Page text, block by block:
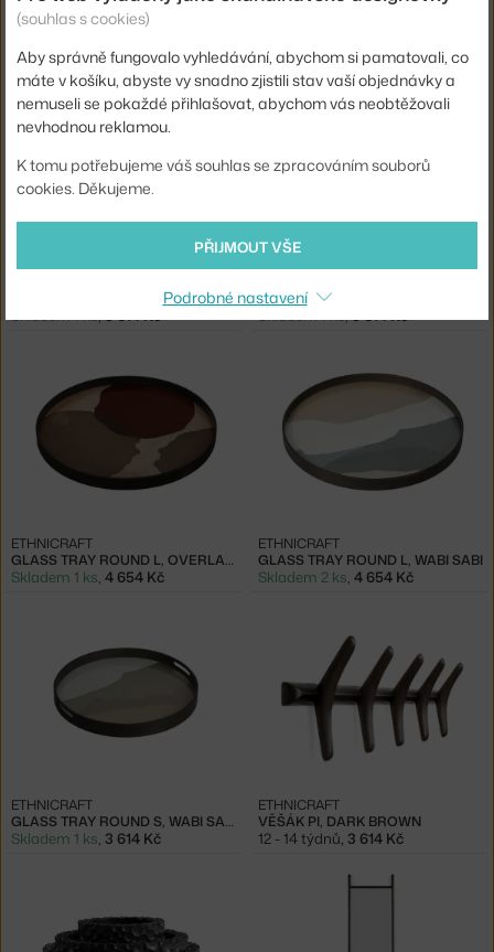
ETHNICRAFT
Skladem 1 ks,25 462 Kč Skladem 1 ks,22 074 Kč
MIRROR TRAY ROUND S, CHARCOAL
Skladem 1 ks,3 614 Kč
MIRROR TRAY ROUND S, SLICE
Skladem 1 ks,3 614 Kč
GLASS TRAY ROUND L, OVERLAPPING DOTS
ETHNICRAFT
Skladem 1 ks, 4 654 Kč
GLASS TRAY ROUND L, WABI SABI
ETHNICRAFT
Skladem 2 ks, 4 654 Kč
GLASS TRAY ROUND S, WABI SABI
ETHNICRAFT
Skladem 1 ks, 3 614 Kč
VĚŠÁK PI, DARK BROWN
ETHNICRAFT
12 - 14 týdnů, 3 614 Kč
(souhlas s cookies)
Aby správně fungovalo vyhledávání, abychom si pamatovali, co
máte v košíku, abyste vy snadno zjistili stav vaší objednávky a
nemuseli se pokaždé přihlašovat, abychom vás neobtěžovali
nevhodnou reklamou.
K tomu potřebujeme váš souhlas se zpracováním souborů
cookies. Děkujeme.
PŘIJMOUT VŠE
Podrobné nastavení